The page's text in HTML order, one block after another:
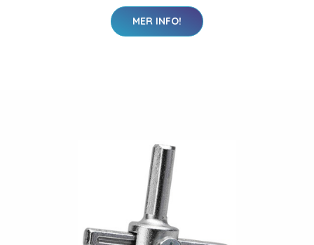
MER INFO!